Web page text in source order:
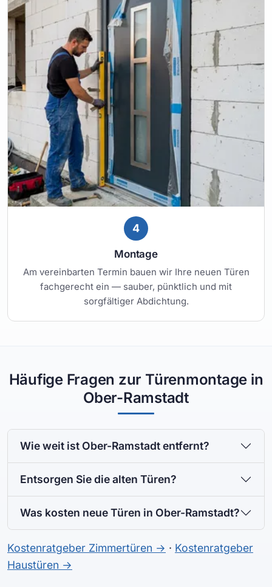
4
Montage
Am vereinbarten Termin bauen wir Ihre neuen Türen
fachgerecht ein — sauber, pünktlich und mit
sorgfältiger Abdichtung.
Häufige Fragen zur Türenmontage in
Ober-Ramstadt
Wie weit ist Ober-Ramstadt entfernt?
Entsorgen Sie die alten Türen?
Was kosten neue Türen in Ober-Ramstadt?
Kostenratgeber Zimmertüren → · Kostenratgeber
Haustüren →